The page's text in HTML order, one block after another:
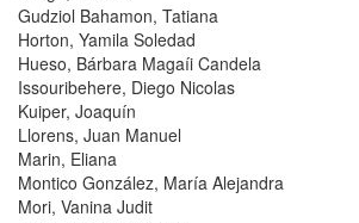
Gudziol Bahamon, Tatiana
Horton, Yamila Soledad
Hueso, Bárbara Magaíi Candela
Issouribehere, Diego Nicolas
Kuiper, Joaquín
Llorens, Juan Manuel
Marin, Eliana
Montico González, María Alejandra
Mori, Vanina Judit